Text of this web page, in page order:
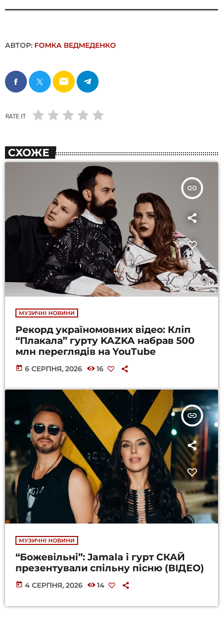
АВТОР: FОMКА ВЕДМЕДЕНКО
email
RATE IT
СХОЖЕ
insert_link
МУЗИЧНІ НОВИНИ
Рекорд україномовних відео: Кліп
“Плакала” гурту KAZKA набрав 500
млн переглядів на YouTube
today 6 СЕРПНЯ, 2026 16
insert_link
МУЗИЧНІ НОВИНИ
“Божевільні”: Jamala і гурт СКАЙ
презентували спільну пісню (ВІДЕО)
today 4 СЕРПНЯ, 2026 14